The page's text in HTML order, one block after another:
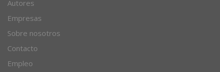
Artículos
Autores
Empresas
Sobre nosotros
Contacto